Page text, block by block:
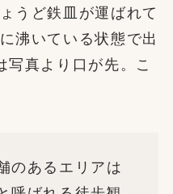
うど鉄皿が運ばれて
沸いている状態で出
写真より口が先。こ
のあるエリアは